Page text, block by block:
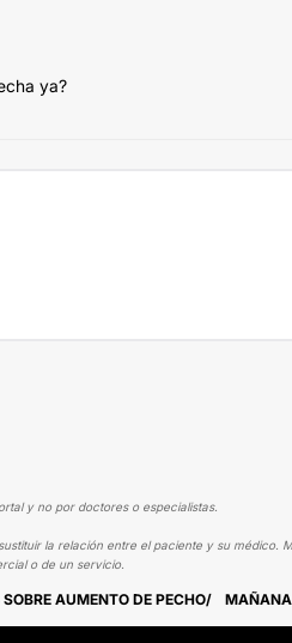
ya?
y no por doctores o especialistas.
la relación entre el paciente y su médico.
o de un servicio.
AUMENTO DE PECHO MAÑANA